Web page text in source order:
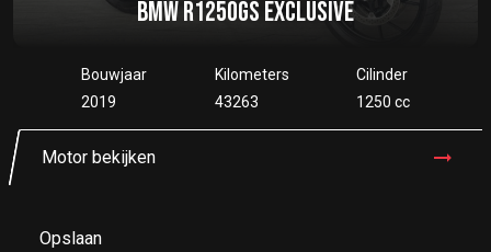
BMW R1250GS EXCLUSIVE
Bouwjaar
2019
Kilometers
43263
Cilinder
1250 cc
Motor bekijken
Opslaan